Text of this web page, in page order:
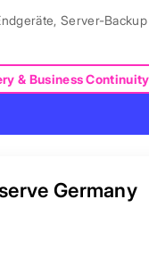
, Server-
& Business Continuity
Germany